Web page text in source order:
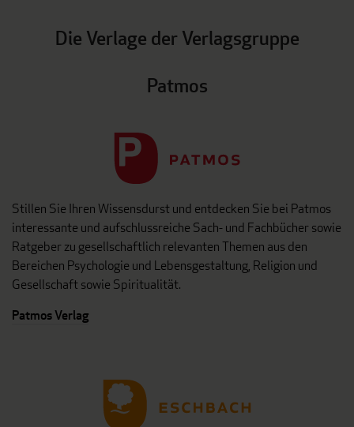
Die Verlage der Verlagsgruppe
Patmos
Stillen Sie Ihren Wissensdurst und entdecken Sie bei Patmos
interessante und aufschlussreiche Sach- und Fachbücher sowie
Ratgeber zu gesellschaftlich relevanten Themen aus den
Bereichen Psychologie und Lebensgestaltung, Religion und
Gesellschaft sowie Spiritualität.
Patmos Verlag